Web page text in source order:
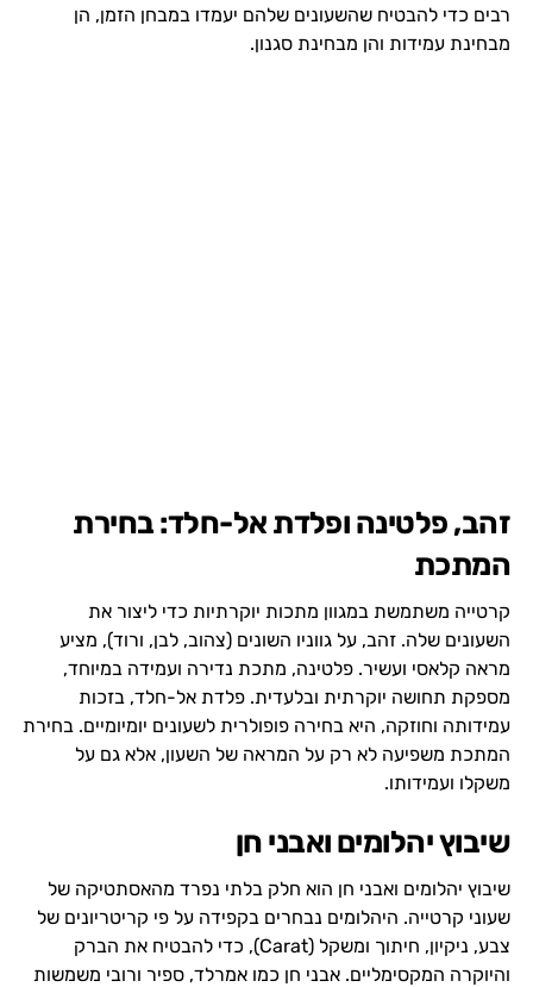
רבים כדי להבטיח שהשעונים שלהם יעמדו במבחן הזמן, הן
מבחינת עמידות והן מבחינת סגנון.
זהב, פלטינה ופלדת אל-חלד: בחירת
המתכת
קרטייה משתמשת במגוון מתכות יוקרתיות כדי ליצור את
השעונים שלה. זהב, על גווניו השונים (צהוב, לבן, ורוד), מציע
מראה קלאסי ועשיר. פלטינה, מתכת נדירה ועמידה במיוחד,
מספקת תחושה יוקרתית ובלעדית. פלדת אל-חלד, בזכות
עמידותה וחוזקה, היא בחירה פופולרית לשעונים יומיומיים. בחירת
המתכת משפיעה לא רק על המראה של השעון, אלא גם על
משקלו ועמידותו.
שיבוץ יהלומים ואבני חן
שיבוץ יהלומים ואבני חן הוא חלק בלתי נפרד מהאסתטיקה של
שעוני קרטייה. היהלומים נבחרים בקפידה על פי קריטריונים של
צבע, ניקיון, חיתוך ומשקל (Carat), כדי להבטיח את הברק
והיוקרה המקסימליים. אבני חן כמו אמרלד, ספיר ורובי משמשות